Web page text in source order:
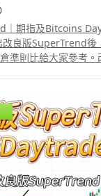
｜期指及Bitcoins
良版SuperTrend後
準則比給大家參考。
周daytrade 1張期指
除了可
樣適合。 但筆者強
推出一個indicator
望大家可以嘗試不同
band 、MACD等